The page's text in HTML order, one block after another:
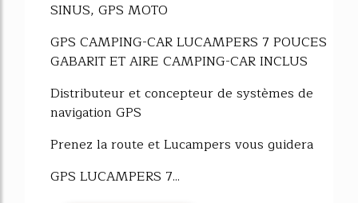
SINUS, GPS MOTO
GPS CAMPING-CAR LUCAMPERS 7 POUCES
GABARIT ET AIRE CAMPING-CAR INCLUS
Distributeur et concepteur de systèmes de
navigation GPS
Prenez la route et Lucampers vous guidera
GPS LUCAMPERS 7...